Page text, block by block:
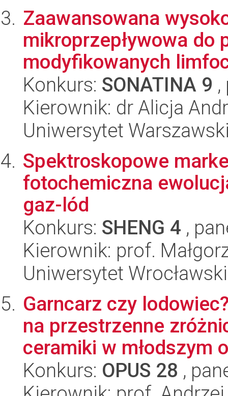
Zaawansowana
mikroprzepływowa do
modyfikowanych
Konkurs: SONATINA 9
Kierownik: dr Alicja
Uniwersytet
Spektroskopowe
fotochemiczna
gaz-lód
Konkurs: SHENG 4 ,
Kierownik: prof.
Uniwersytet Wrocławski
Garncarz czy
na przestrzenne
ceramiki w młodszym
Konkurs: OPUS 28 ,